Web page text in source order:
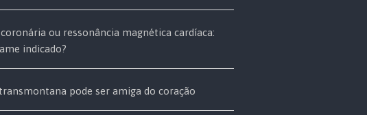
ou ressonância magnética cardíaca:
indicado?
pode ser amiga do coração